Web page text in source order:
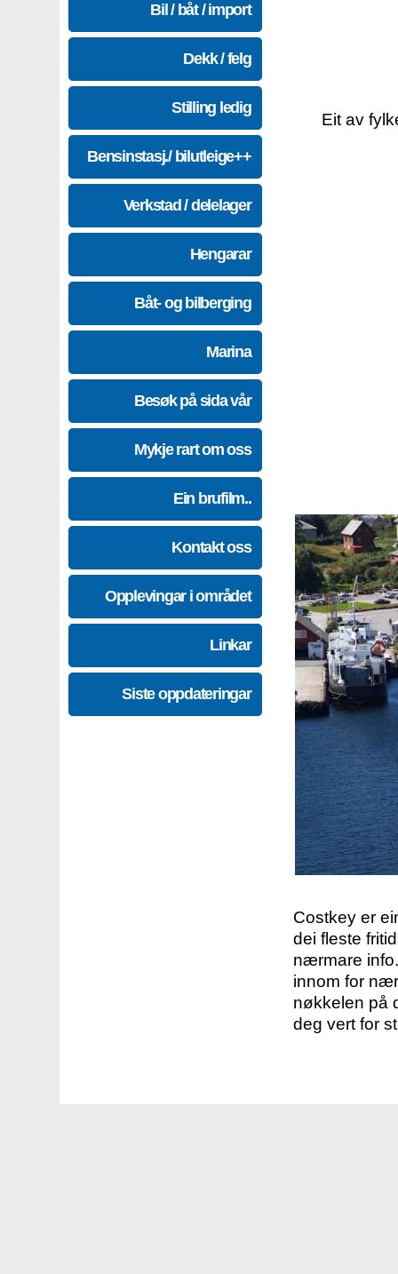
Bil / båt / import
Dekk / felg
Stilling ledig
Bensinstasj./ bilutleige++
Verkstad / delelager
Hengarar
Båt- og bilberging
Marina
Besøk på sida vår
Mykje rart om oss
Ein brufilm..
Kontakt oss
Opplevingar i området
Linkar
Siste oppdateringar
Eit av
Costkey er
dei fleste
nærmare
innom for
nøkkelen på
deg vert for